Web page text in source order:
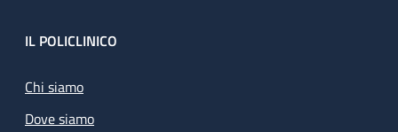
Footer
IL POLICLINICO
Chi siamo
Dove siamo